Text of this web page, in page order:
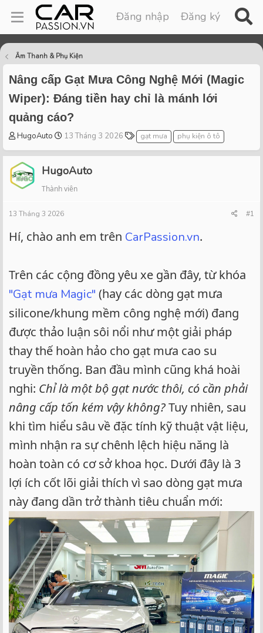
Đăng nhập Đăng ký
Âm Thanh & Phụ Kiện
Nâng cấp Gạt Mưa Công Nghệ Mới (Magic
Wiper): Đáng tiền hay chỉ là mánh lới
quảng cáo?
T
r
e
a
r
r
HugoAuto
S
a
r
d
t
13 Tháng 3 2026
T
a
g
gạt mưa phụ kiện ô tô
HugoAuto
Thành viên
13 Tháng 3 2026 #1
Hí, chào anh em trên CarPassion.vn.
Trên các cộng đồng yêu xe gần đây, từ khóa
"Gạt mưa Magic" (hay các dòng gạt mưa
silicone/khung mềm công nghệ mới) đang
được thảo luận sôi nổi như một giải pháp
thay thế hoàn hảo cho gạt mưa cao su
truyền thống. Ban đầu mình cũng khá hoài
nghi: Chỉ là một bộ gạt nước thôi, có cần phải
nâng cấp tốn kém vậy không?Tuy nhiên, sau
khi tìm hiểu sâu về đặc tính kỹ thuật vật liệu,
mình nhận ra sự chênh lệch hiệu năng là
hoàn toàn có cơ sở khoa học. Dưới đây là 3
lợi ích cốt lõi giải thích vì sao dòng gạt mưa
này đang dần trở thành tiêu chuẩn mới: